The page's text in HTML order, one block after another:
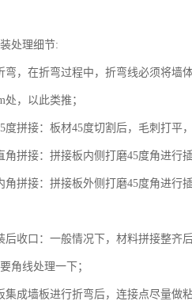
处理细节:
弯，在折弯过程中，折弯线必须将墙
处，以此类推；
度拼接：板材45度切割后，毛刺打平
角拼接：拼接板内侧打磨45度角进行
角拼接：拼接板外侧打磨45度角进行
后收口：一般情况下，材料拼接整齐
角线处理一下；
集成墙板进行折弯后，连接点尽量做粘